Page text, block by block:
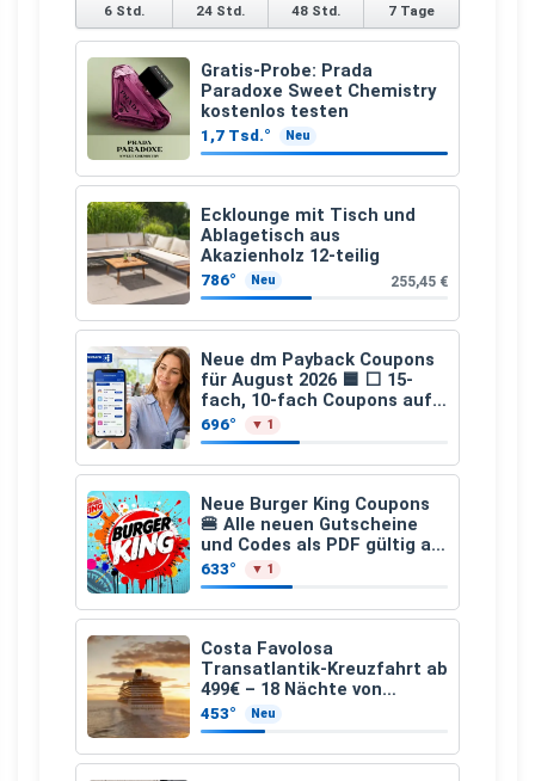
6 Std. 24 Std. 48 Std. 7 Tage
Gratis-Probe: Prada
Paradoxe Sweet Chemistry
kostenlos testen
1,7 Tsd.° Neu
Ecklounge mit Tisch und
Ablagetisch aus
Akazienholz 12-teilig
786° Neu 255,45 €
Neue dm Payback Coupons
für August 2026 🟦 ⬜ 15-
fach, 10-fach Coupons auf
den gesamten Einkauf ab 2
€
696° ▼ 1
Neue Burger King Coupons
🍔 Alle neuen Gutscheine
und Codes als PDF gültig ab
25.07.2026 bis 04.09.2026
633° ▼ 1
Costa Favolosa
Transatlantik-Kreuzfahrt ab
499€ – 18 Nächte von
Hamburg nach Guadeloupe
453° Neu